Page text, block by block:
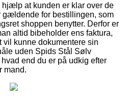
at kunden er klar over de
for bestillingen, som
shoppen benytter. Derfor er
altid bibeholder ens faktura,
vil kunne dokumentere sin
uden Spids Stål Sølv
end du er på udkig efter
mand.